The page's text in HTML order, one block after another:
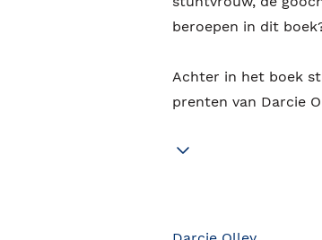
beroepen in dit
Achter in het boek
prenten van Darcie